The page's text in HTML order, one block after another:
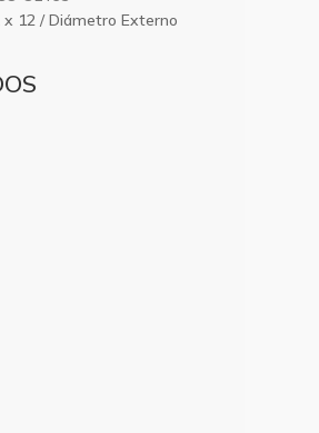
x 12 /Diámetro Externo